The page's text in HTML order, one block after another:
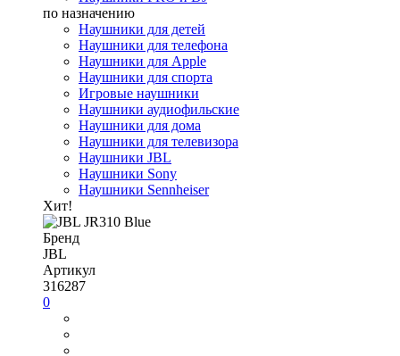
по назначению
Наушники для детей
Наушники для телефона
Наушники для Apple
Наушники для спорта
Игровые наушники
Наушники аудиофильские
Наушники для дома
Наушники для телевизора
Наушники JBL
Наушники Sony
Наушники Sennheiser
Хит!
Бренд
JBL
Артикул
316287
0